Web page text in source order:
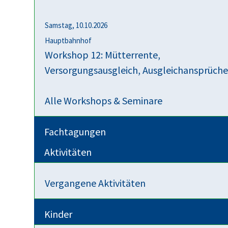
Samstag, 10.10.2026
Hauptbahnhof
Workshop 12: Mütterrente,
Versorgungsausgleich, Ausgleichansprüche
Alle Workshops & Seminare
Fachtagungen
Aktivitäten
Vergangene Aktivitäten
Kinder
Wir gehen wieder eine Etappe auf dem